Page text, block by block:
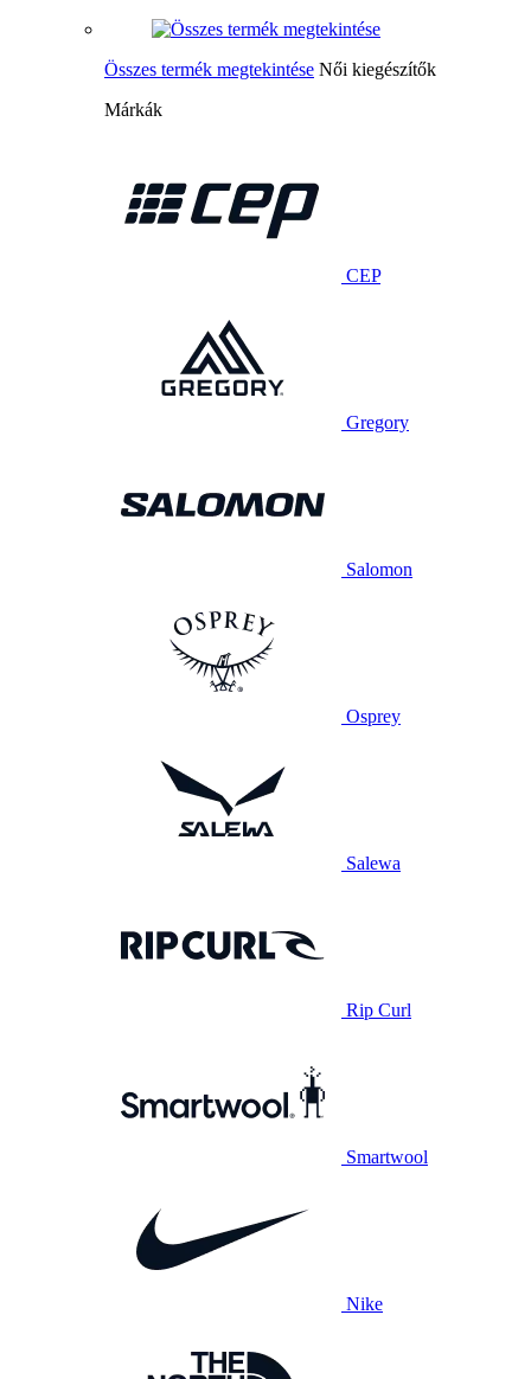
Összes termék megtekintése Női kiegészítők
Márkák
CEP
Gregory
Salomon
Osprey
Salewa
Rip Curl
Smartwool
Nike